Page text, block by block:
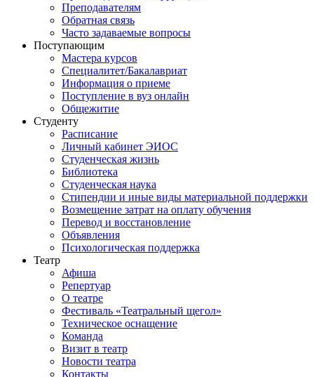
Преподавателям
Обратная связь
Часто задаваемые вопросы
Поступающим
Мастера курсов
Специалитет/Бакалавриат
Информация о приеме
Поступление в вуз онлайн
Общежитие
Студенту
Расписание
Личный кабинет ЭИОС
Студенческая жизнь
Библиотека
Студенческая наука
Стипендии и иные виды материальной поддержки
Возмещение затрат на оплату обучения
Перевод и восстановление
Объявления
Психологическая поддержка
Театр
Афиша
Репертуар
О театре
Фестиваль «Театральный щегол»
Техническое оснащение
Команда
Визит в театр
Новости театра
Контакты